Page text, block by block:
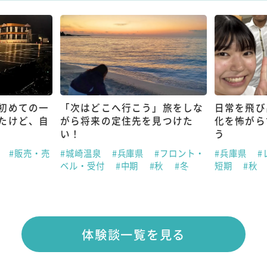
めての一
けど、自
#販売・売
「次はどこへ行こう」旅をしな
がら将来の定住先を見つけた
い！
#城崎温泉 #兵庫県
#フロント・
ベル・受付
#中期 #秋 #冬
日常を飛
化を怖が
う
#兵庫県
#
短期
#秋
体験談一覧を見る